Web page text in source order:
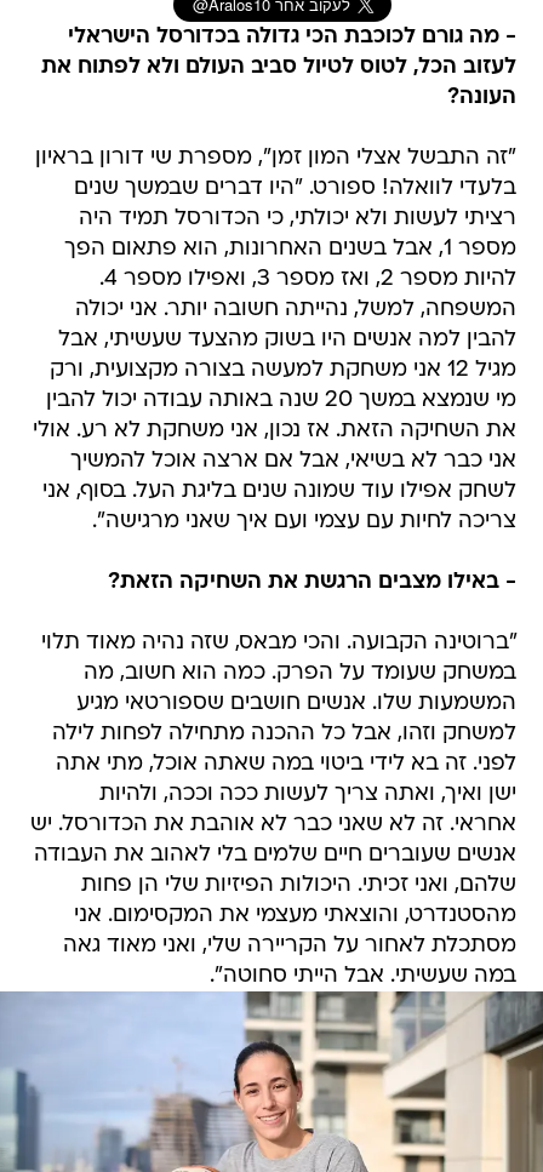
- מה גורם לכוכבת הכי גדולה בכדורסל הישראלי
לעזוב הכל, לטוס לטיול סביב העולם ולא לפתוח את
העונה?
"זה התבשל אצלי המון זמן", מספרת שי דורון בראיון
בלעדי לוואלה! ספורט. "היו דברים שבמשך שנים
רציתי לעשות ולא יכולתי, כי הכדורסל תמיד היה
מספר 1, אבל בשנים האחרונות, הוא פתאום הפך
להיות מספר 2, ואז מספר 3, ואפילו מספר 4.
המשפחה, למשל, נהייתה חשובה יותר. אני יכולה
להבין למה אנשים היו בשוק מהצעד שעשיתי, אבל
מגיל 12 אני משחקת למעשה בצורה מקצועית, ורק
מי שנמצא במשך 20 שנה באותה עבודה יכול להבין
את השחיקה הזאת. אז נכון, אני משחקת לא רע. אולי
אני כבר לא בשיאי, אבל אם ארצה אוכל להמשיך
לשחק אפילו עוד שמונה שנים בליגת העל. בסוף, אני
צריכה לחיות עם עצמי ועם איך שאני מרגישה".
- באילו מצבים הרגשת את השחיקה הזאת?
"ברוטינה הקבועה. והכי מבאס, שזה נהיה מאוד תלוי
במשחק שעומד על הפרק. כמה הוא חשוב, מה
המשמעות שלו. אנשים חושבים שספורטאי מגיע
למשחק וזהו, אבל כל ההכנה מתחילה לפחות לילה
לפני. זה בא לידי ביטוי במה שאתה אוכל, מתי אתה
ישן ואיך, ואתה צריך לעשות ככה וככה, ולהיות
אחראי. זה לא שאני כבר לא אוהבת את הכדורסל. יש
אנשים שעוברים חיים שלמים בלי לאהוב את העבודה
שלהם, ואני זכיתי. היכולות הפיזיות שלי הן פחות
מהסטנדרט, והוצאתי מעצמי את המקסימום. אני
מסתכלת לאחור על הקריירה שלי, ואני מאוד גאה
במה שעשיתי. אבל הייתי סחוטה".